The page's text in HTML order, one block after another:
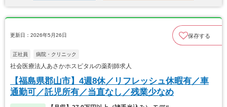
更新日：2026年5月26日 保存する
正社員 病院・クリニック
社会医療法人あさかホスピタルの薬剤師求人
【福島県郡山市】4週8休／リフレッシュ休暇有／車
通勤可／託児所有／当直なし／残業少なめ